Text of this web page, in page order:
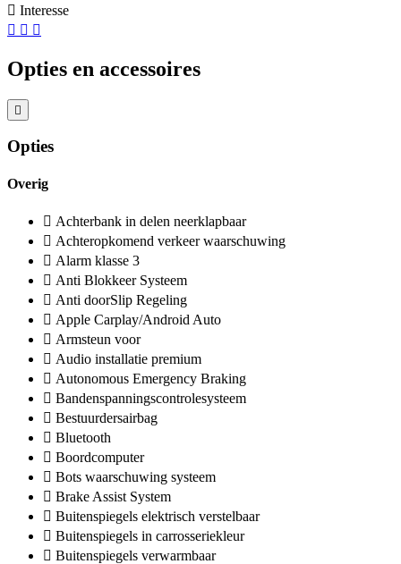
Interesse
Opties en accessoires
Opties
Overig
Achterbank in delen neerklapbaar
Achteropkomend verkeer waarschuwing
Alarm klasse 3
Anti Blokkeer Systeem
Anti doorSlip Regeling
Apple Carplay/Android Auto
Armsteun voor
Audio installatie premium
Autonomous Emergency Braking
Bandenspanningscontrolesysteem
Bestuurdersairbag
Bluetooth
Boordcomputer
Bots waarschuwing systeem
Brake Assist System
Buitenspiegels elektrisch verstelbaar
Buitenspiegels in carrosseriekleur
Buitenspiegels verwarmbaar